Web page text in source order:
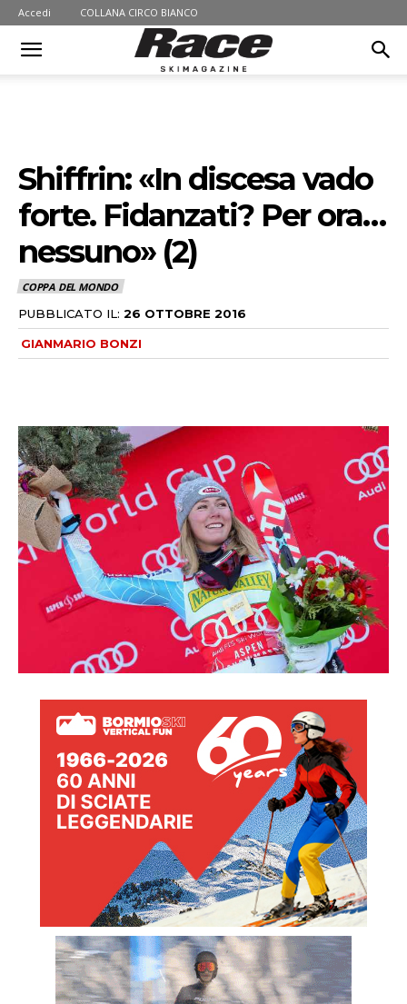
Accedi COLLANA CIRCO BIANCO
Shiffrin: «In discesa vado
forte. Fidanzati? Per ora…
nessuno» (2)
COPPA DEL MONDO
PUBBLICATO IL: 26 OTTOBRE 2016
GIANMARIO BONZI